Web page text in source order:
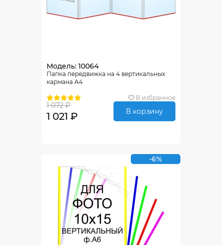
Модель: 10064
Папка передвижка на 4 вертикальных
кармана А4
В избранное
1 072 ₽
1 021 ₽ В корзину
-6%